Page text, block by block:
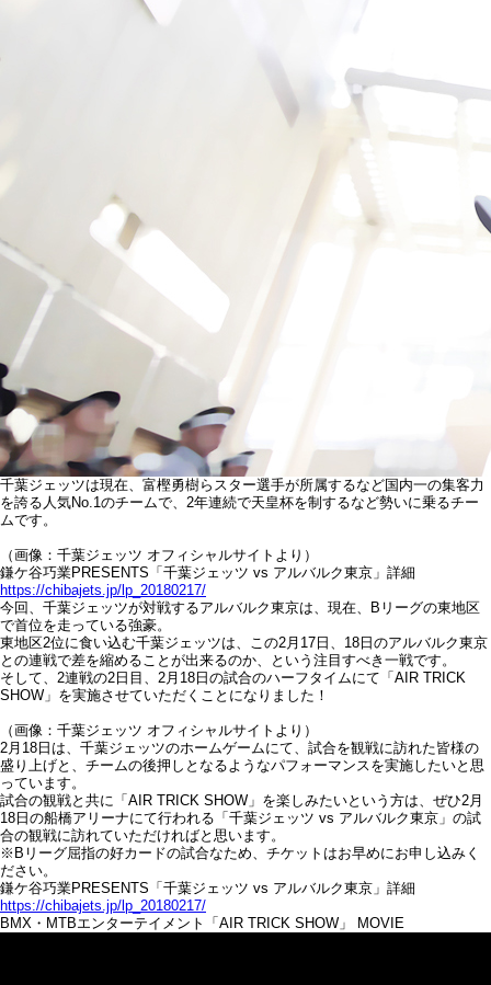
千葉ジェッツは現在、富樫勇樹らスター選手が所属するなど国内一の集客力
を誇る人気No.1のチームで、2年連続で天皇杯を制するなど勢いに乗るチー
ムです。
（画像：千葉ジェッツ オフィシャルサイトより）
鎌ケ谷巧業PRESENTS「千葉ジェッツ vs アルバルク東京」詳細
https://chibajets.jp/lp_20180217/
今回、千葉ジェッツが対戦するアルバルク東京は、現在、Bリーグの東地区
で首位を走っている強豪。
東地区2位に食い込む千葉ジェッツは、この2月17日、18日のアルバルク東京
との連戦で差を縮めることが出来るのか、という注目すべき一戦です。
そして、2連戦の2日目、2月18日の試合のハーフタイムにて「AIR TRICK
SHOW」を実施させていただくことになりました！
（画像：千葉ジェッツ オフィシャルサイトより）
2月18日は、千葉ジェッツのホームゲームにて、試合を観戦に訪れた皆様の
盛り上げと、チームの後押しとなるようなパフォーマンスを実施したいと思
っています。
試合の観戦と共に「AIR TRICK SHOW」を楽しみたいという方は、ぜひ2月
18日の船橋アリーナにて行われる「千葉ジェッツ vs アルバルク東京」の試
合の観戦に訪れていただければと思います。
※Bリーグ屈指の好カードの試合なため、チケットはお早めにお申し込みく
ださい。
鎌ケ谷巧業PRESENTS「千葉ジェッツ vs アルバルク東京」詳細
https://chibajets.jp/lp_20180217/
BMX・MTBエンターテイメント「AIR TRICK SHOW」 MOVIE